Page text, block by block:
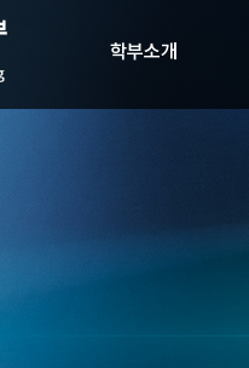
학부소개